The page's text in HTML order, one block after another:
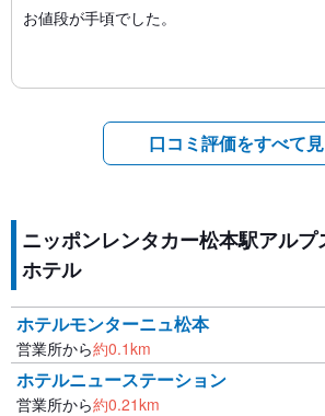
お値段が手頃でした。
口コミ評価をすべて
ニッポンレンタカー松本駅アル
ホテル
ホテルモンターニュ松本
営業所から約0.1km
ホテルニューステーション
営業所から約0.21km